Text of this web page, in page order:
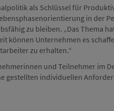
als Schlüssel für
in der
zu bleiben. „Das Thema
können Unternehmen es
zu erhalten.“
und Teilnehmer im
gestellten individuellen